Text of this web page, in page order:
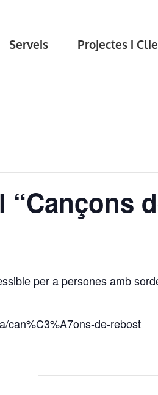
Serveis Projectes i
per a persones amb
can%C3%A7ons-de-rebost